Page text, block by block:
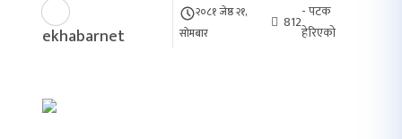
ekhabarnet
२०८१ जेष्ठ २१,
सोमबार
812
- पटक
हेरिएको